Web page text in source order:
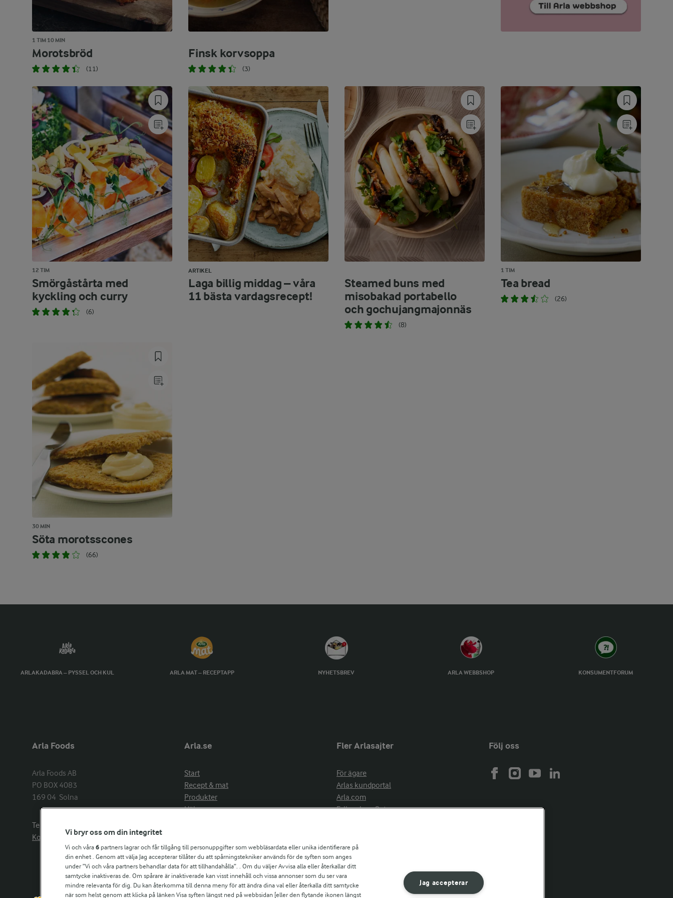
1 TIM 10 MIN
Morotsbröd
(11)
Finsk korvsoppa
(3)
12 TIM
Smörgåstårta med
kyckling och curry
(6)
ARTIKEL
Laga billig middag – våra
11 bästa vardagsrecept!
Steamed buns med
misobakad portabello
och gochujangmajonnäs
(8)
1 TIM
Tea bread
(26)
30 MIN
Söta morotsscones
(66)
ARLAKADABRA – PYSSEL OCH KUL ARLA MAT – RECEPTAPP NYHETSBREV ARLA WEBBSHOP KONSUMENTFORUM
Arla Foods
Arla Foods AB
PO BOX 4083
169 04  Solna
Telefon:
Kontakta oss
Arla.se
Start
Recept & mat
Produkter
Hälsa
Aktuellt
Om Arla
Nyheter & press
Jobb & karriär
Kontakta oss
Fler Arlasajter
För ägare
Arlas kundportal
Arla.com
Falbygdens Ost
Följ oss
Vi bryr oss om din integritet
Vi och våra 6 partners lagrar och får tillgång till personuppgifter som webbläsardata eller unika identifierare på
din enhet . Genom att välja Jag accepterar tillåter du att spårningstekniker används för de syften som anges
under ”Vi och våra partners behandlar data för att tillhandahålla”. . Om du väljer Avvisa alla eller återkallar ditt
samtycke inaktiveras de. Om spårare är inaktiverade kan visst innehåll och vissa annonser som du ser vara
mindre relevanta för dig. Du kan återkomma till denna meny för att ändra dina val eller återkalla ditt samtycke
när som helst genom att klicka på länken Visa syften längst ned på webbsidan [eller den flytande ikonen längst
Jag accepterar